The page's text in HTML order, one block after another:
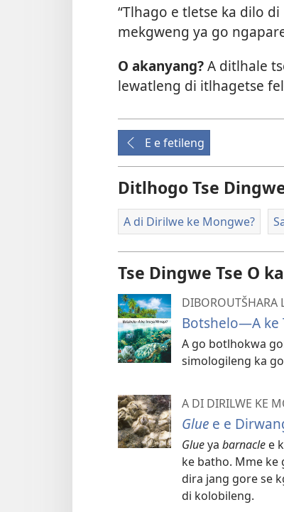
“Tlhago e tletse ka dilo
mekgweng ya go
O akanyang?A ditlhale
lewatleng di itlhagetse
E e fetileng
Ditlhogo Tse
A di Dirilwe ke Mongwe?
Tse Dingwe Tse O
DIBOROUTŠHARA
Botshelo—A ke
A go botlhokwa
simologileng ka
A DI DIRILWE KE
Glue e e
Glueya barnacle e
ke batho. Mme ke
dira jang gore se
di kolobileng.